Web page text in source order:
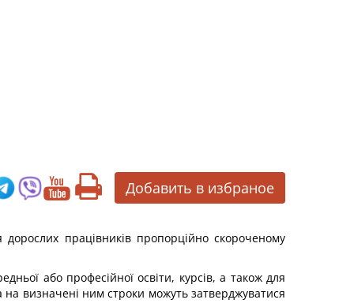
Добавить в избраное
працівників пропорційно скороченому
або професійної освіти, курсів, а також для
визначені ним строки можуть затверджуватися